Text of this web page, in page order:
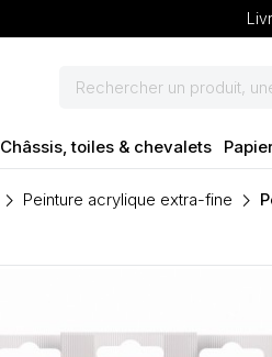
Châssis, toiles & chevalets
Peinture acrylique extra-fine